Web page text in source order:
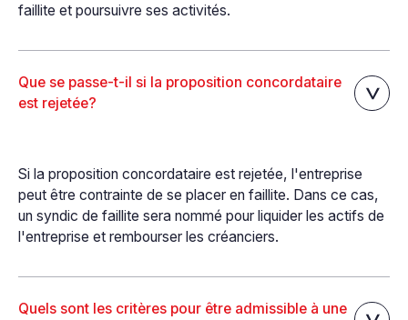
faillite et poursuivre ses activités.
Que se passe-t-il si la proposition concordataire
est rejetée?
Si la proposition concordataire est rejetée, l'entreprise
peut être contrainte de se placer en faillite. Dans ce cas,
un syndic de faillite sera nommé pour liquider les actifs de
l'entreprise et rembourser les créanciers.
Quels sont les critères pour être admissible à une